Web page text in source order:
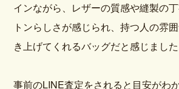
インながら、レザーの質感や縫製の
トンらしさが感じられ、持つ人の雰
き上げてくれるバッグだと感じました
事前のLINE査定をされると目安がわ